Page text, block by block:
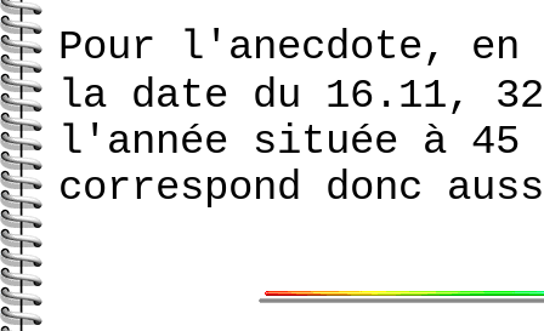
Pour l'anecdote,
la date du 16.11,
l'année située à 45
correspond donc